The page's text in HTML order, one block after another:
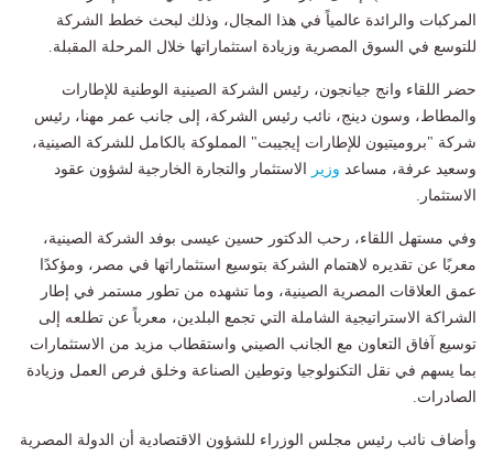
المركبات والرائدة عالمياً في هذا المجال، وذلك لبحث خطط الشركة
للتوسع في السوق المصرية وزيادة استثماراتها خلال المرحلة المقبلة.
حضر اللقاء وانج جيانجون، رئيس الشركة الصينية الوطنية للإطارات
والمطاط، وسون دينج، نائب رئيس الشركة، إلى جانب عمر مهنا، رئيس
شركة "بروميتيون للإطارات إيجيبت" المملوكة بالكامل للشركة الصينية،
وسعيد عرفة، مساعد وزير الاستثمار والتجارة الخارجية لشؤون عقود
الاستثمار.
وفي مستهل اللقاء، رحب الدكتور حسين عيسى بوفد الشركة الصينية،
معربًا عن تقديره لاهتمام الشركة بتوسيع استثماراتها في مصر، ومؤكدًا
عمق العلاقات المصرية الصينية، وما تشهده من تطور مستمر في إطار
الشراكة الاستراتيجية الشاملة التي تجمع البلدين، معرباً عن تطلعه إلى
توسيع آفاق التعاون مع الجانب الصيني واستقطاب مزيد من الاستثمارات
بما يسهم في نقل التكنولوجيا وتوطين الصناعة وخلق فرص العمل وزيادة
الصادرات.
وأضاف نائب رئيس مجلس الوزراء للشؤون الاقتصادية أن الدولة المصرية